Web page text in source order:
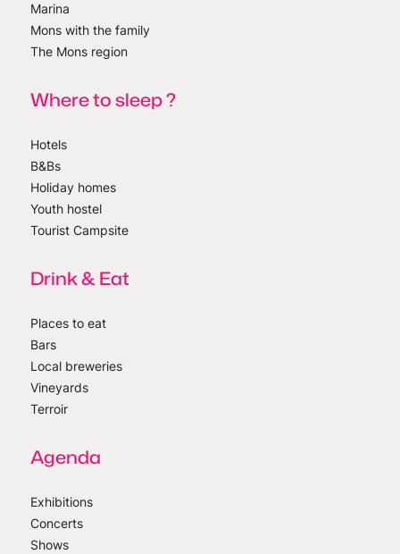
Marina
Mons with the family
The Mons region
Where to sleep ?
Hotels
B&Bs
Holiday homes
Youth hostel
Tourist Campsite
Drink & Eat
Places to eat
Bars
Local breweries
Vineyards
Terroir
Agenda
Exhibitions
Concerts
Shows